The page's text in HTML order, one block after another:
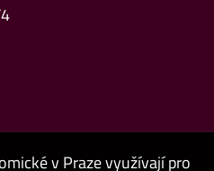
v Praze využívají pro